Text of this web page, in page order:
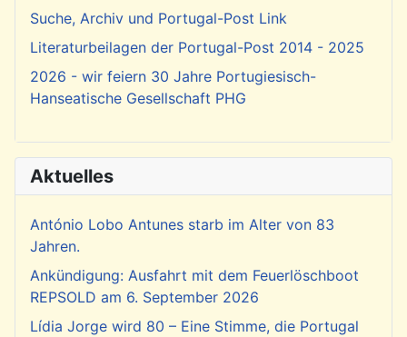
Suche, Archiv und Portugal-Post Link
Literaturbeilagen der Portugal-Post 2014 - 2025
2026 - wir feiern 30 Jahre Portugiesisch-
Hanseatische Gesellschaft PHG
Aktuelles
António Lobo Antunes starb im Alter von 83
Jahren.
Ankündigung: Ausfahrt mit dem Feuerlöschboot
REPSOLD am 6. September 2026
Lídia Jorge wird 80 – Eine Stimme, die Portugal